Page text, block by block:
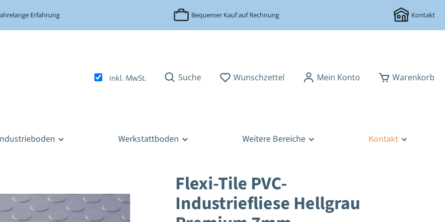
Erfahrung Bequemer Kauf auf Rechnung Kontakt
inkl. MwSt. Suche Wunschzettel Mein Konto Warenkorb
Werkstattboden Weitere Bereiche Kontakt
Flexi-Tile PVC-
Industriefliese Hellgrau